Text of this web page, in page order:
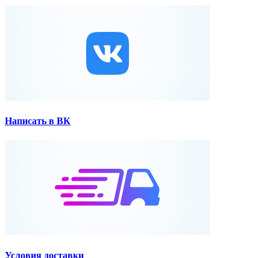
Написать в ВК
Условия доставки